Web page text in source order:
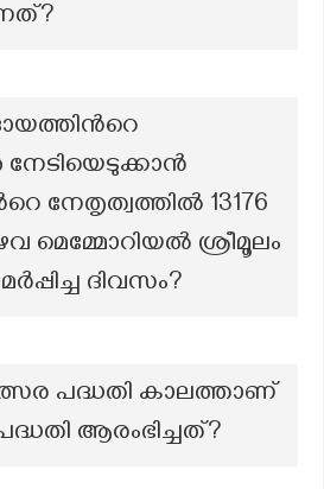
നേതൃത്വത്തിൽ 13176
മെമ്മോറിയൽ ശ്രീമൂലം
ദിവസം?
പദ്ധതി കാലത്താണ്
ആരംഭിച്ചത്?